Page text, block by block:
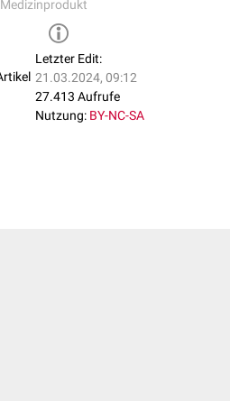
Medizinprodukt
Letzter Edit:
21.03.2024, 09:12
27.413 Aufrufe
Nutzung: BY-NC-SA